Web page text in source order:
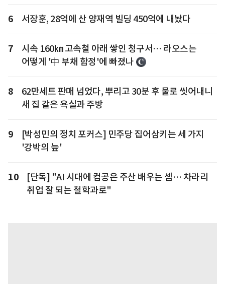
6 서장훈, 28억에 산 양재역 빌딩 450억에 내놨다
7
시속 160㎞ 고속철 아래 쌓인 청구서… 라오스는
어떻게 '中 부채 함정'에 빠졌나
8
62만세트 판매 넘었다, 뿌리고 30분 후 물로 씻어내니
새 집 같은 욕실과 주방
9
[박성민의 정치 포커스] 민주당 집어삼키는 세 가지
'강박의 늪'
10
[단독] "AI 시대에 컴공은 주산 배우는 셈… 차라리
취업 잘 되는 철학과로"